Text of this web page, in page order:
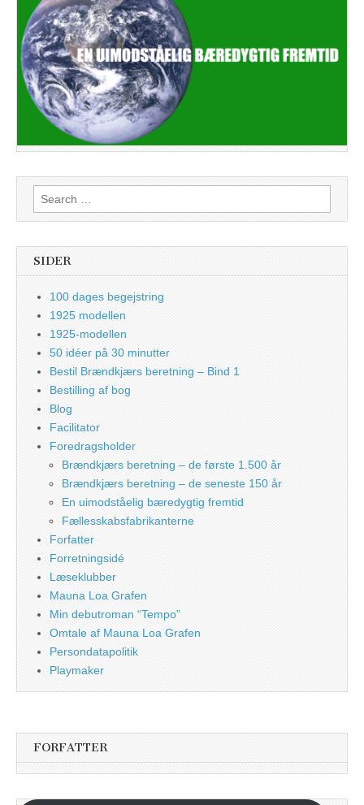
Search
for:
SIDER
100 dages begejstring
1925 modellen
1925-modellen
50 idéer på 30 minutter
Bestil Brændkjærs beretning – Bind 1
Bestilling af bog
Blog
Facilitator
Foredragsholder
Brændkjærs beretning – de første 1.500 år
Brændkjærs beretning – de seneste 150 år
En uimodståelig bæredygtig fremtid
Fællesskabsfabrikanterne
Forfatter
Forretningsidé
Læseklubber
Mauna Loa Grafen
Min debutroman “Tempo”
Omtale af Mauna Loa Grafen
Persondatapolitik
Playmaker
FORFATTER